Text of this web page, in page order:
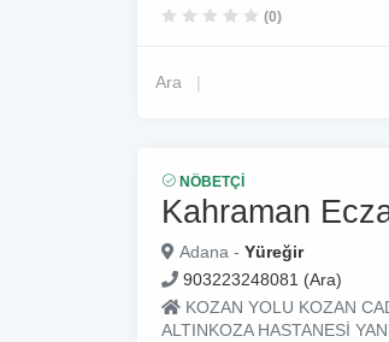
(0)
Ara
NÖBETÇI
Kahraman
Adana - Yüreğir
903223248081 (Ara)
KOZAN YOLU KOZAN
ALTINKOZA HASTANESİ